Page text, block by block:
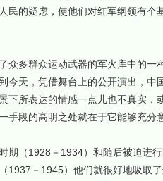
民的疑虑，使他们对红军纲领有
多群众运动武器的军火库中的一
今天，凭借舞台上的公开演出，
下所表达的情感一点儿也不真实
手段的高明之处就在于它能够充分
（1928－1934）和随后被迫进行
1937－1945）他们就很好地吸取